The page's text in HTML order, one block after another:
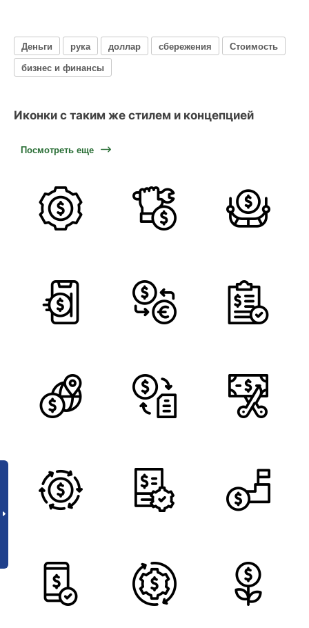
Деньги рука доллар сбережения
Стоимость
бизнес и финансы
Иконки с таким же стилем и концепцией
Посмотреть еще